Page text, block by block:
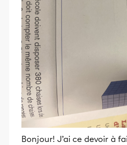
Bonjour! J’ai ce devoir à